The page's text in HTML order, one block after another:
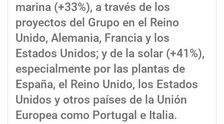
marina (+33%), a través de los
proyectos del Grupo en el Reino
Unido, Alemania, Francia y los
Estados Unidos; y de la solar (+41%),
especialmente por las plantas de
España, el Reino Unido, los Estados
Unidos y otros países de la Unión
Europea como Portugal e Italia.